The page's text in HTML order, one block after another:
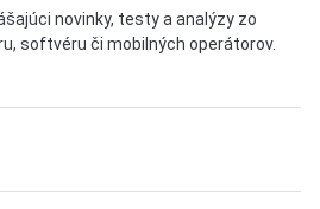
novinky, testy a analýzy zo
softvéru či mobilných operátorov.